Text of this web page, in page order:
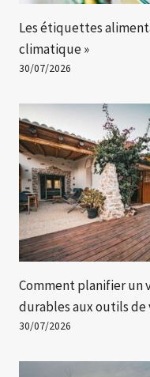
Les étiquettes
climatique »
30/07/2026
Comment planifier un
durables aux outils
30/07/2026